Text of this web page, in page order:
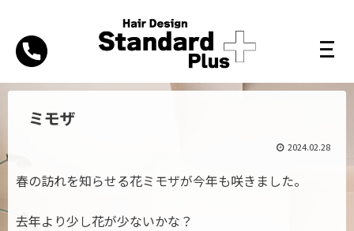
ミモザ
2024.02.28
春の訪れを知らせる花ミモザが今年も咲きました。
去年より少し花が少ないかな？